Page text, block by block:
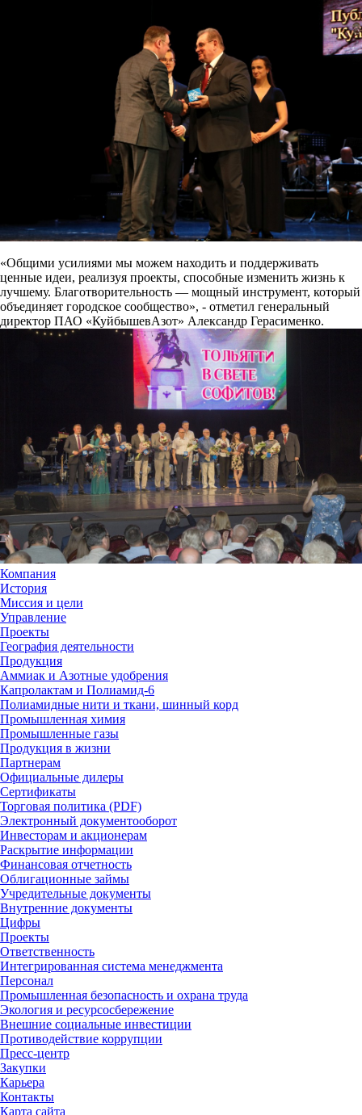
«Общими усилиями мы можем находить и поддерживать
ценные идеи, реализуя проекты, способные изменить жизнь к
лучшему. Благотворительность — мощный инструмент, который
объединяет городское сообщество», - отметил генеральный
директор ПАО «КуйбышевАзот» Александр Герасименко.
Компания
История
Миссия и цели
Управление
Проекты
География деятельности
Продукция
Аммиак и Азотные удобрения
Капролактам и Полиамид-6
Полиамидные нити и ткани, шинный корд
Промышленная химия
Промышленные газы
Продукция в жизни
Партнерам
Официальные дилеры
Сертификаты
Торговая политика (PDF)
Электронный документооборот
Инвесторам и акционерам
Раскрытие информации
Финансовая отчетность
Облигационные займы
Учредительные документы
Внутренние документы
Цифры
Проекты
Ответственность
Интегрированная система менеджмента
Персонал
Промышленная безопасность и охрана труда
Экология и ресурсосбережение
Внешние социальные инвестиции
Противодействие коррупции
Пресс-центр
Закупки
Карьера
Контакты
Карта сайта